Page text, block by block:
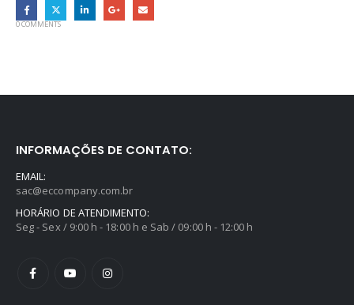
0 COMMENTS
INFORMAÇÕES DE CONTATO:
EMAIL:
sac@eccompany.com.br
HORÁRIO DE ATENDIMENTO:
Seg - Sex / 9:00 h - 18:00 h e Sab / 09:00 h - 12:00 h